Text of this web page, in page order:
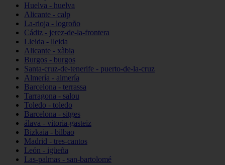
Huelva - huelva
Alicante - calp
La-rioja - logroño
Cádiz - jerez-de-la-frontera
Lleida - lleida
Alicante - xàbia
Burgos - burgos
Santa-cruz-de-tenerife - puerto-de-la-cruz
Almería - almería
Barcelona - terrassa
Tarragona - salou
Toledo - toledo
Barcelona - sitges
álava - vitoria-gasteiz
Bizkaia - bilbao
Madrid - tres-cantos
León - igüeña
Las-palmas - san-bartolomé